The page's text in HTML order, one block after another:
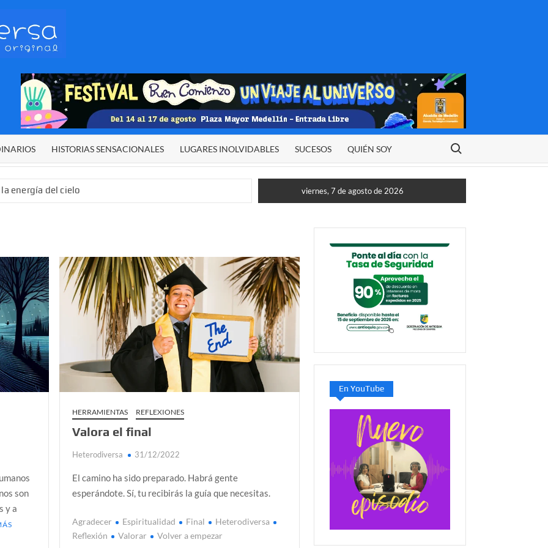
original
HISTORIAS SENSACIONALES LUGARES INOLVIDABLES SUCESOS QUIÉN SOY
Buscar:
energía del cielo
alcanzar
Colombia polarizada
o mundos?
generan las redes sociales
avanza
sexualidad sagrada?
viernes, 7 de agosto de 2026
son
y a
HERRAMIENTAS REFLEXIONES
Valora el final
Heterodiversa 31/12/2022
El camino ha sido preparado. Habrá gente
esperándote. Sí, tu recibirás la guía que necesitas.
Agradecer Espiritualidad Final
Heterodiversa
Reflexión
Valorar Volver a empezar
En YouTube